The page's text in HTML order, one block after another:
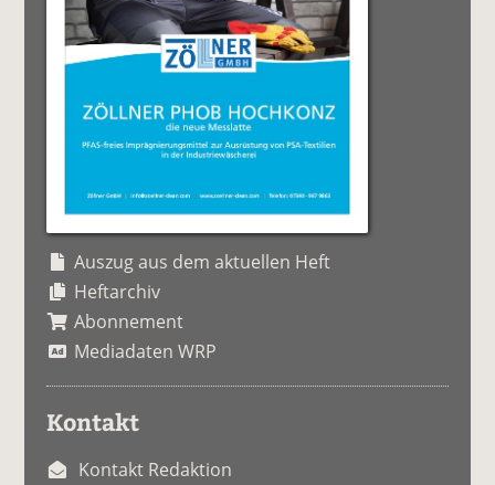
Auszug aus dem aktuellen Heft
Heftarchiv
Abonnement
Mediadaten WRP
Kontakt
Kontakt Redaktion